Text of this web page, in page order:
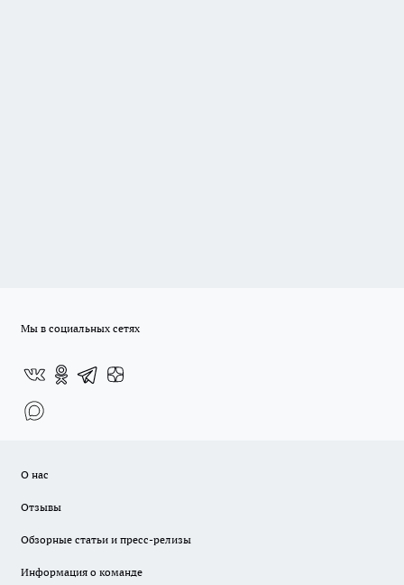
Мы в социальных сетях
О нас
Отзывы
Обзорные статьи и пресс-релизы
Информация о команде